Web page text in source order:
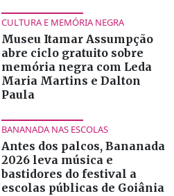
CULTURA E MEMÓRIA NEGRA
Museu Itamar Assumpção
abre ciclo gratuito sobre
memória negra com Leda
Maria Martins e Dalton
Paula
BANANADA NAS ESCOLAS
Antes dos palcos, Bananada
2026 leva música e
bastidores do festival a
escolas públicas de Goiânia